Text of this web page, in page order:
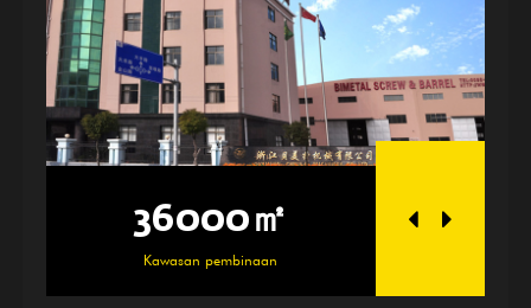
36000㎡
Kawasan pembinaan
25000㎡